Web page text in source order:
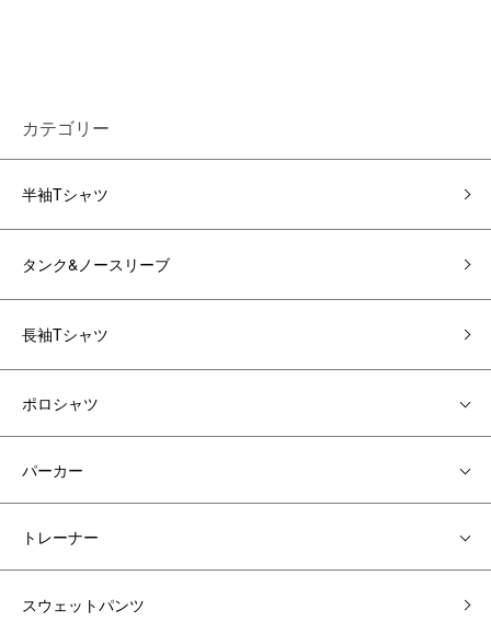
カテゴリー
半袖Tシャツ
タンク&ノースリーブ
長袖Tシャツ
ポロシャツ
パーカー
トレーナー
スウェットパンツ